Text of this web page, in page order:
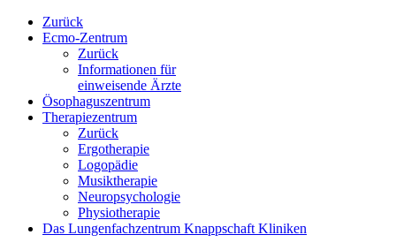
Zurück
Ecmo-Zentrum
Zurück
Informationen für
einweisende Ärzte
Ösophaguszentrum
Therapiezentrum
Zurück
Ergotherapie
Logopädie
Musiktherapie
Neuropsychologie
Physiotherapie
Das Lungenfachzentrum Knappschaft Kliniken